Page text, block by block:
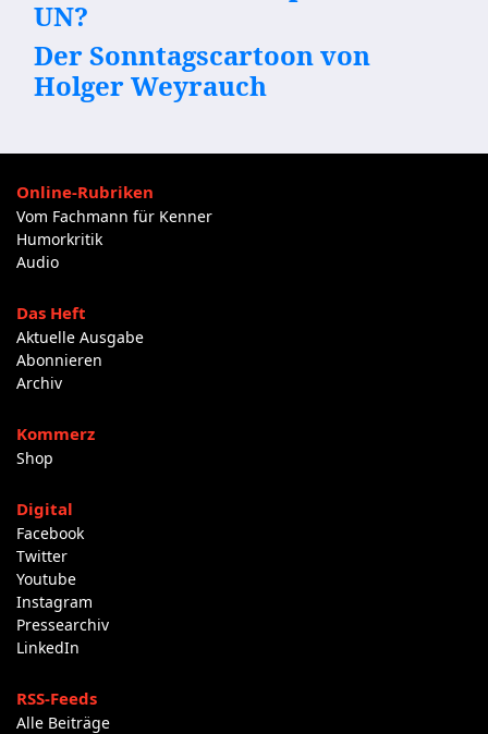
UN?
Der Sonntagscartoon von
Holger Weyrauch
Online-Rubriken
Vom Fachmann für Kenner
Humorkritik
Audio
Das Heft
Aktuelle Ausgabe
Abonnieren
Archiv
Kommerz
Shop
Digital
Facebook
Twitter
Youtube
Instagram
Pressearchiv
LinkedIn
RSS-Feeds
Alle Beiträge